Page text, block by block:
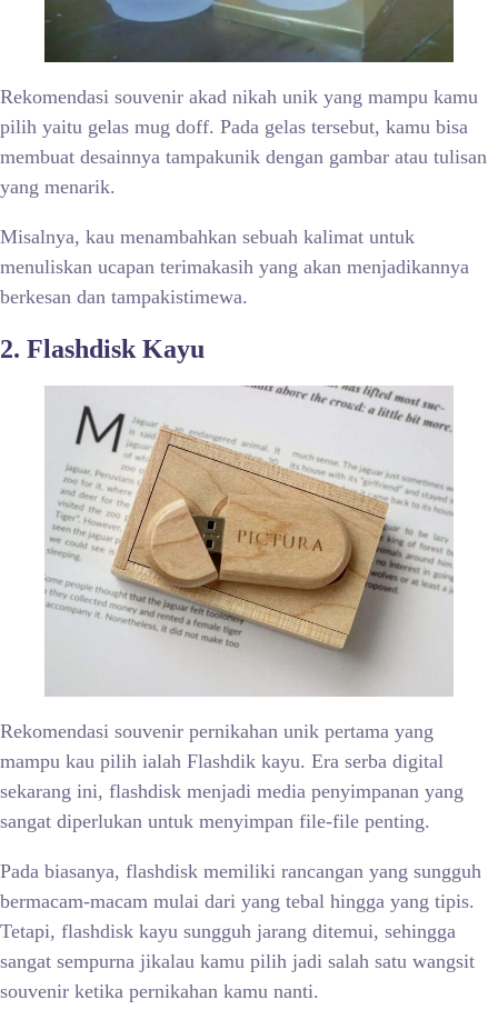
Rekomendasi souvenir akad nikah unik yang mampu kamu
pilih yaitu gelas mug doff. Pada gelas tersebut, kamu bisa
membuat desainnya tampakunik dengan gambar atau tulisan
yang menarik.
Misalnya, kau menambahkan sebuah kalimat untuk
menuliskan ucapan terimakasih yang akan menjadikannya
berkesan dan tampakistimewa.
2. Flashdisk Kayu
Rekomendasi souvenir pernikahan unik pertama yang
mampu kau pilih ialah Flashdik kayu. Era serba digital
sekarang ini, flashdisk menjadi media penyimpanan yang
sangat diperlukan untuk menyimpan file-file penting.
Pada biasanya, flashdisk memiliki rancangan yang sungguh
bermacam-macam mulai dari yang tebal hingga yang tipis.
Tetapi, flashdisk kayu sungguh jarang ditemui, sehingga
sangat sempurna jikalau kamu pilih jadi salah satu wangsit
souvenir ketika pernikahan kamu nanti.